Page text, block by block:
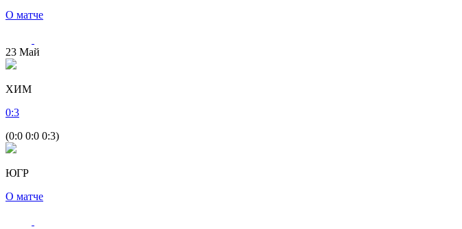
О матче
23 Май
ХИМ
0:3
(0:0 0:0 0:3)
ЮГР
О матче